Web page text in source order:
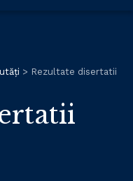
> Rezultate disertatii